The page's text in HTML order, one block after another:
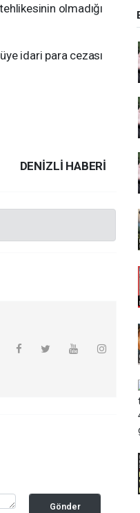
olmadığı
idari para cezası
DENIZLI HABERİ
Gönder